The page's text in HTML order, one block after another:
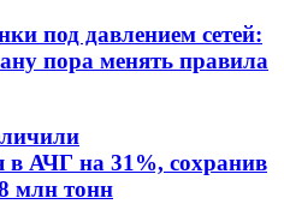
под давлением сетей:
пора менять правила
в АЧГ на 31%, сохранив
млн тонн